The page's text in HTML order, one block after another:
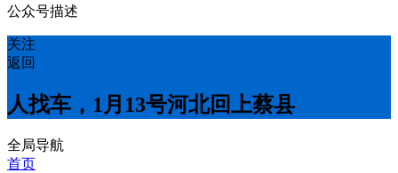
公众号描述
关注
返回
人找车，1月13号河北回上蔡县
全局导航
首页